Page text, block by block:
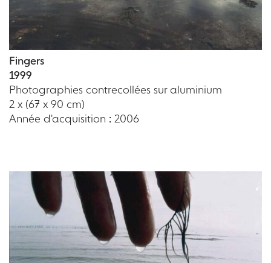
Fingers
1999
Photographies contrecollées sur aluminium
2 x (67 x 90 cm)
Année d'acquisition : 2006